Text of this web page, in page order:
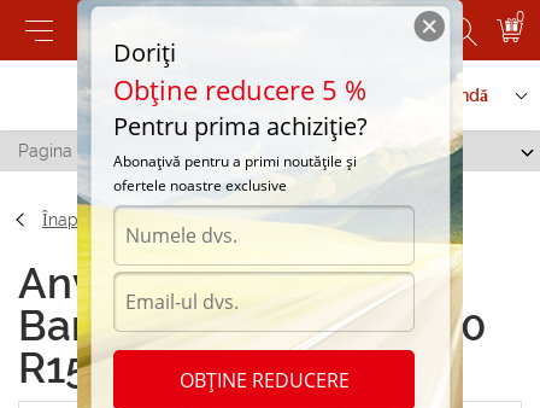
0
Contactați-ne Serviciu de comandă
Pagina principală Barum Polaris 3 195/60 R15 88T
Înapoi
Anvelope de iarna
Barum Polaris 3 195/60
R15 88T
Doriți
Obține reducere 5 %
Pentru prima achiziție?
Abonațivă pentru a primi noutățile și
ofertele noastre exclusive
OBȚINE REDUCERE